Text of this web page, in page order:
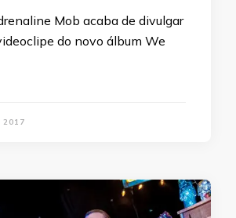
Mob acaba de divulgar
do novo álbum We
2017